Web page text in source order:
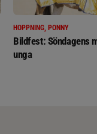
HOPPNING, PONNY
Bildfest: Söndagens
unga